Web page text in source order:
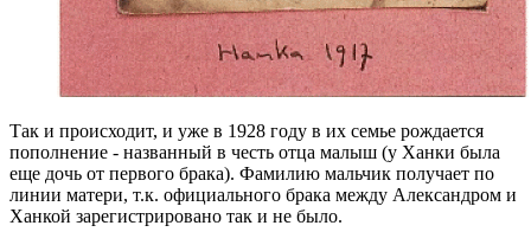
Так и происходит, и уже в 1928 году в их семье рождается
пополнение - названный в честь отца малыш (у Ханки была
еще дочь от первого брака). Фамилию мальчик получает по
линии матери, т.к. официального брака между Александром и
Ханкой зарегистрировано так и не было.